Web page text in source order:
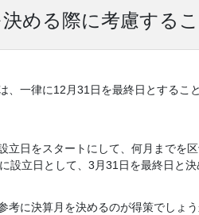
める際に考慮するこ
、一律に12月31日を最終日とするこ
立日をスタートにして、何月までを
設立日として、3月31日を最終日と
考に決算月を決めるのが得策でしょう